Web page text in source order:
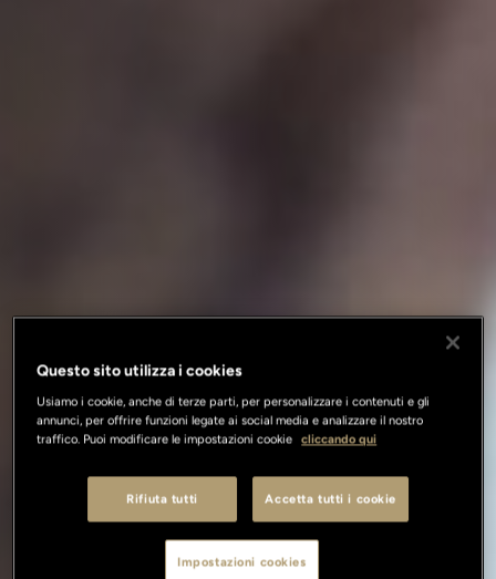
Questo sito utilizza i cookies
Usiamo i cookie, anche di terze parti, per personalizzare i contenuti e gli
annunci, per offrire funzioni legate ai social media e analizzare il nostro
traffico. Puoi modificare le impostazioni cookie cliccando qui
Rifiuta tutti Accetta tutti i cookie
Impostazioni cookies